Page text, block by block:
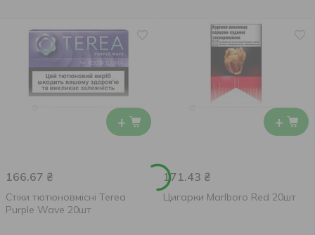
+
166.67 ₴
Стіки тютюновмісні Terea
Purple Wave 20шт
+
171.43 ₴
Цигарки Marlboro Red 20шт